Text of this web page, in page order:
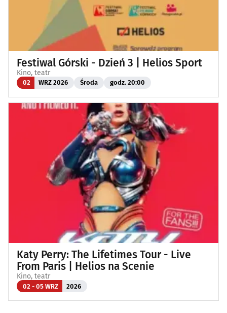
Festiwal Górski - Dzień 3 | Helios Sport
Kino, teatr
02 WRZ 2026 Środa godz. 20:00
Katy Perry: The Lifetimes Tour - Live
From Paris | Helios na Scenie
Kino, teatr
02 - 05 WRZ 2026